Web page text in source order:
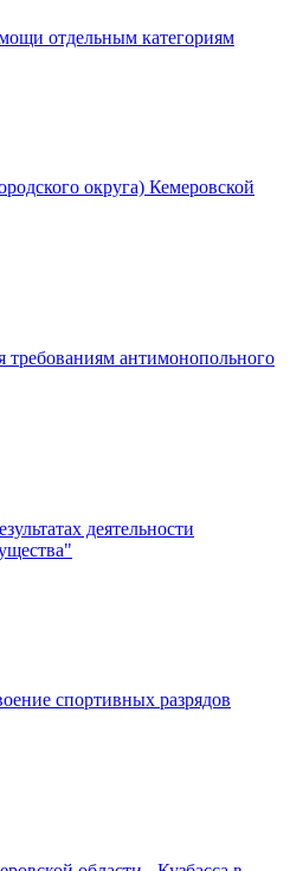
отдельным категориям
округа) Кемеровской
требованиям антимонопольного
деятельности
спортивных разрядов